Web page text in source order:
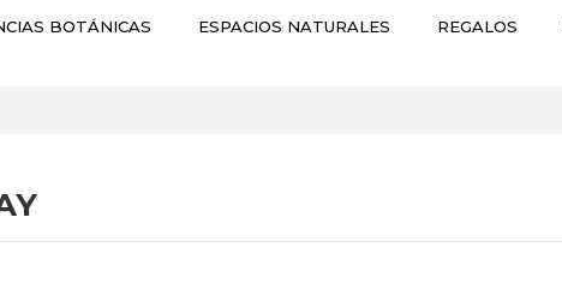
BOTÁNICAS ESPACIOS NATURALES REGALOS